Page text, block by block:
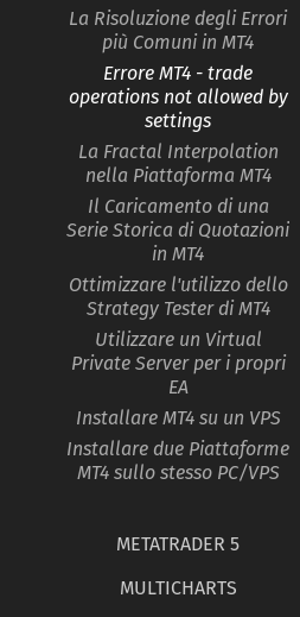
La Risoluzione degli Errori
più Comuni in MT4
Errore MT4 - trade
operations not allowed by
settings
La Fractal Interpolation
nella Piattaforma MT4
Il Caricamento di una
Serie Storica di Quotazioni
in MT4
Ottimizzare l'utilizzo dello
Strategy Tester di MT4
Utilizzare un Virtual
Private Server per i propri
EA
Installare MT4 su un VPS
Installare due Piattaforme
MT4 sullo stesso PC/VPS
METATRADER 5
MULTICHARTS